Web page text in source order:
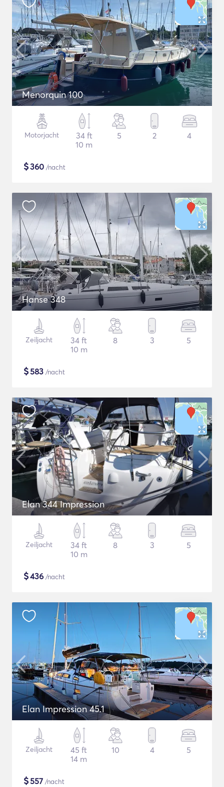
Menorquin 100
Motorjacht
34 ft
10 m
5 2 4
$360 /nacht
Hanse 348
Zeiljacht
34 ft
10 m
8 3 5
$583 /nacht
Elan 344 Impression
Zeiljacht
34 ft
10 m
8 3 5
$436 /nacht
Elan Impression 45.1
Zeiljacht
45 ft
14 m
10 4 5
$557 /nacht